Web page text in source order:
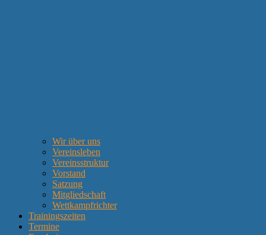
Wir über uns
Vereinsleben
Vereinsstruktur
Vorstand
Satzung
Mitgliedschaft
Wettkampfrichter
Trainingszeiten
Termine